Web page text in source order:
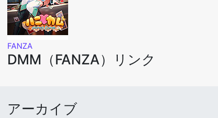
FANZA
DMM（FANZA）リンク
アーカイブ